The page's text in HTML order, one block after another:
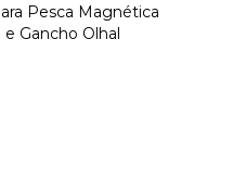
Pesca Magnética
Gancho Olhal